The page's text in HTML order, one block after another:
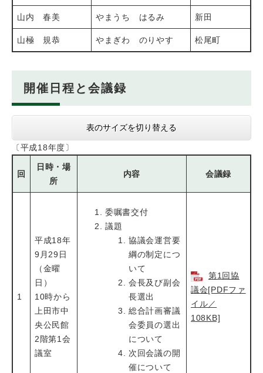
山内 春美 やまうち はるみ 新田
山極 規恭 やまぎわ のりやす 松尾町
開催日程と会議録
表のサイズを切り替える
〔平成18年度〕
回
日時・場
所
内容 会議録
1
平成18年
9月29日
（金曜
日）
10時から
上田市中
央公民館
2階第1会
議室
委嘱書交付
議題
協議会運営要
綱の制定につ
いて
会長及び副会
長選出
総合計画審議
会委員の選出
について
次回会議の開
催について
第1回協
議会[PDFファ
イル／
108KB]